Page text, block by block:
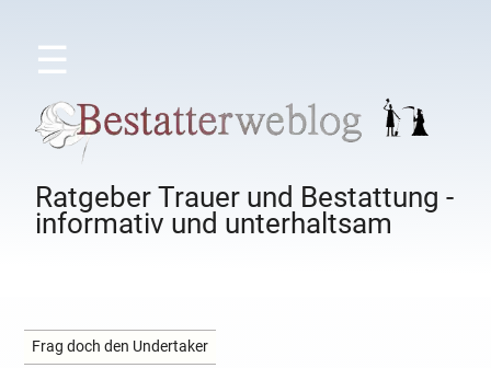
☰
Ratgeber Trauer und Bestattung -
informativ und unterhaltsam
Frag doch den Undertaker